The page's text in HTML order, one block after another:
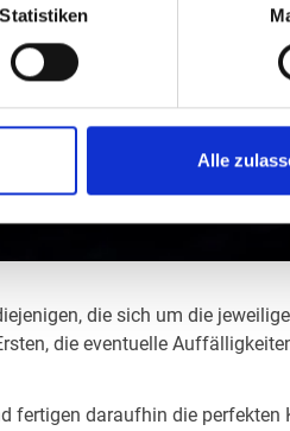
Statistiken
Alle
die sich um die
die eventuelle
fertigen daraufhin die